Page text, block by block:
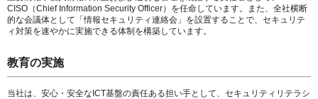
CISO（Chief Information Security Officer）を任命しています。また、全社横断
的な会議体として「情報セキュリティ連絡会」を設置することで、セキュリテ
ィ対策を速やかに実施できる体制を構築しています。
教育の実施
当社は、安心・安全なICT基盤の責任ある担い手として、セキュリティリテラシ